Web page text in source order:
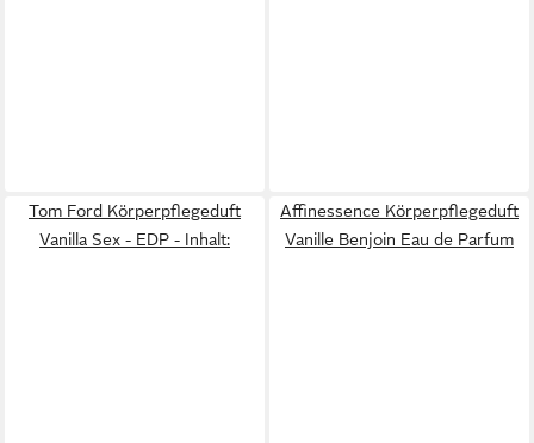
Tom Ford Körperpflegeduft
Vanilla Sex - EDP - Inhalt:
Affinessence Körperpflegeduft
Vanille Benjoin Eau de Parfum